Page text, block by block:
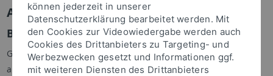
Anmelden
Benutzeranmeldung
Geben Sie Ihren Benutzernamen und Ihr Passwort an um sich
anzumelden:
können jederzeit in unserer
Datenschutzerklärung bearbeitet werden. Mit
den Cookies zur Videowiedergabe werden auch
Cookies des Drittanbieters zu Targeting- und
Werbezwecken gesetzt und Informationen ggf.
mit weiteren Diensten des Drittanbieters